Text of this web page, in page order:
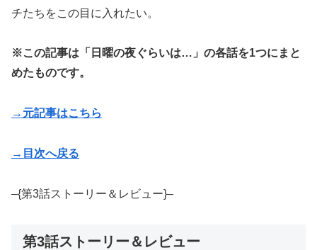
チたちをこの目に入れたい。
※この記事は「日曜の夜ぐらいは…」の各話を1つにまと
めたものです。
→元記事はこちら
→目次へ戻る
–{第3話ストーリー＆レビュー}–
第3話ストーリー＆レビュー